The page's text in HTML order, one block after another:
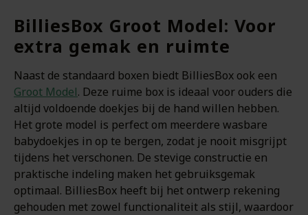
BilliesBox Groot Model: Voor
extra gemak en ruimte
Naast de standaard boxen biedt BilliesBox ook een
Groot Model. Deze ruime box is ideaal voor ouders die
altijd voldoende doekjes bij de hand willen hebben.
Het grote model is perfect om meerdere wasbare
babydoekjes in op te bergen, zodat je nooit misgrijpt
tijdens het verschonen. De stevige constructie en
praktische indeling maken het gebruiksgemak
optimaal. BilliesBox heeft bij het ontwerp rekening
gehouden met zowel functionaliteit als stijl, waardoor